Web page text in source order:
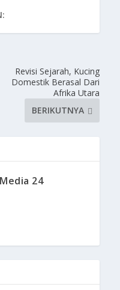
Revisi Sejarah, Kucing
Domestik Berasal Dari
Afrika Utara
BERIKUTNYA
24